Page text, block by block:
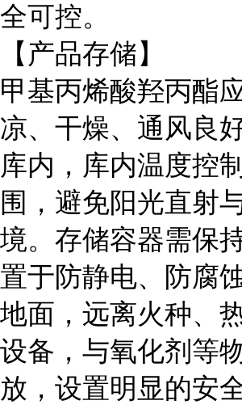
全可控。
【产品存储】
甲基丙烯酸羟丙酯
凉、干燥、通风良
库内，库内温度控
围，避免阳光直射
境。存储容器需保
置于防静电、防腐
地面，远离火种、
设备，与氧化剂等
放，设置明显的安